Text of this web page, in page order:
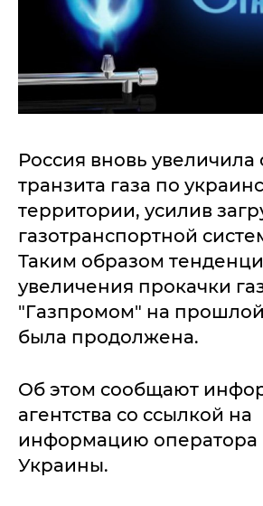
Россия вновь
транзита газа по
территории, усилив
газотранспортной
Таким образом
увеличения прокачки
"Газпромом" на
была продолжена.
Об этом сообщают
агентства со ссылкой на
информацию оператора
Украины.